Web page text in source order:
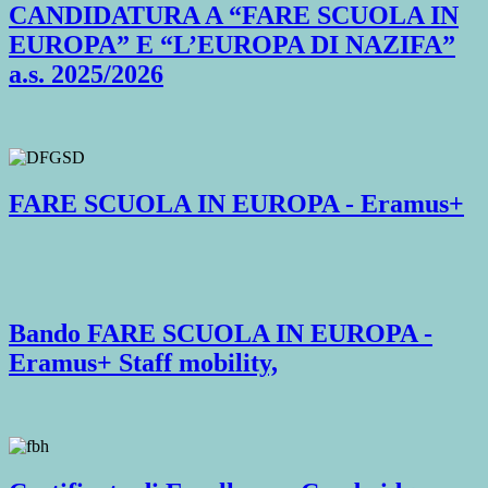
CANDIDATURA A “FARE SCUOLA IN
EUROPA” E “L’EUROPA DI NAZIFA”
a.s. 2025/2026
FARE SCUOLA IN EUROPA - Eramus+
Bando FARE SCUOLA IN EUROPA -
Eramus+ Staff mobility,